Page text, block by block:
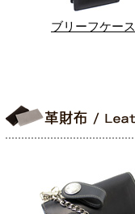
ブリーフケース